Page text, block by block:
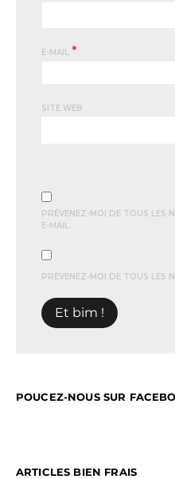
E-MAIL *
SITE WEB
PRÉVENEZ-MOI DE TOUS LES
E-MAIL.
PRÉVENEZ-MOI DE TOUS LES
POUCEZ-NOUS SUR
ARTICLES BIEN FRAIS